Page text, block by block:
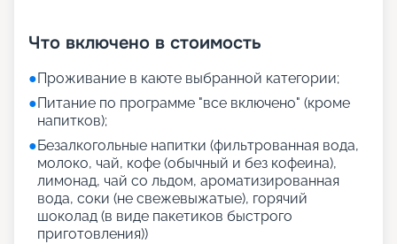
Что включено в стоимость
●Проживание в каюте выбранной категории;
●Питание по программе "все включено" (кроме
напитков);
●Безалкогольные напитки (фильтрованная вода,
молоко, чай, кофе (обычный и без кофеина),
лимонад, чай со льдом, ароматизированная
вода, соки (не свежевыжатые), горячий
шоколад (в виде пакетиков быстрого
приготовления))